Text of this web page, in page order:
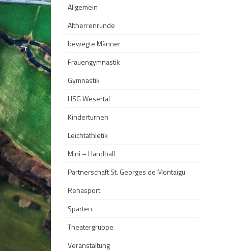
Allgemein
Altherrenrunde
bewegte Männer
Frauengymnastik
Gymnastik
HSG Wesertal
Kinderturnen
Leichtathletik
Mini – Handball
Partnerschaft St. Georges de Montaigu
Rehasport
Sparten
Theatergruppe
Veranstaltung